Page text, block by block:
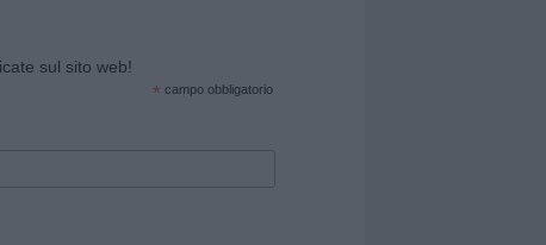
sul sito web!
* campo obbligatorio